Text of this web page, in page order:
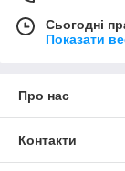
Сьогодні
Показати
Про нас
Контакти